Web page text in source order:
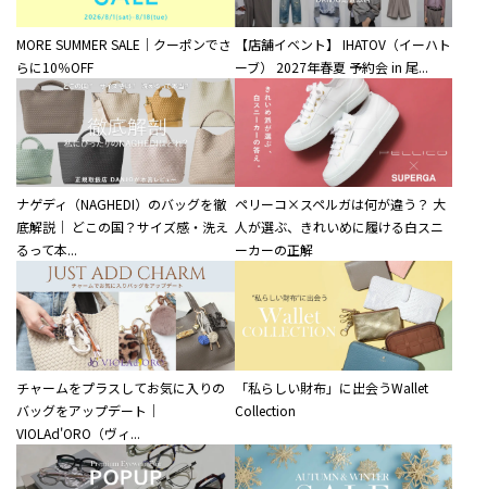
MORE SUMMER SALE｜クーポンでさ
らに10％OFF
【店舗イベント】 IHATOV（イーハト
ーブ） 2027年春夏 予約会 in 尾...
ナゲディ（NAGHEDI）のバッグを徹
底解説｜ どこの国？サイズ感・洗え
るって本...
ペリーコ×スペルガは何が違う？ 大
人が選ぶ、きれいめに履ける白スニ
ーカーの正解
チャームをプラスしてお気に入りの
バッグをアップデート｜
VIOLAd'ORO（ヴィ...
「私らしい財布」に出会うWallet
Collection